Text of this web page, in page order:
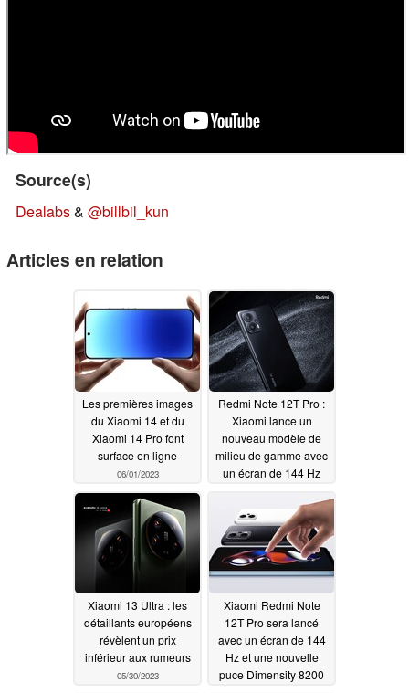
Source(s)
Dealabs& @billbil_kun
Articles en relation
Les premières images
du Xiaomi 14 et du
Xiaomi 14 Pro font
surface en ligne
06/01/2023
Redmi Note 12T Pro :
Xiaomi lance un
nouveau modèle de
milieu de gamme avec
un écran de 144 Hz
Xiaomi 13 Ultra : les
détaillants européens
révèlent un prix
inférieur aux rumeurs
05/30/2023
Xiaomi Redmi Note
12T Pro sera lancé
avec un écran de 144
Hz et une nouvelle
puce Dimensity 8200